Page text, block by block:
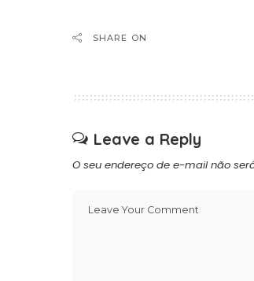
SHARE ON
Leave a Reply
O seu endereço de e-mail não